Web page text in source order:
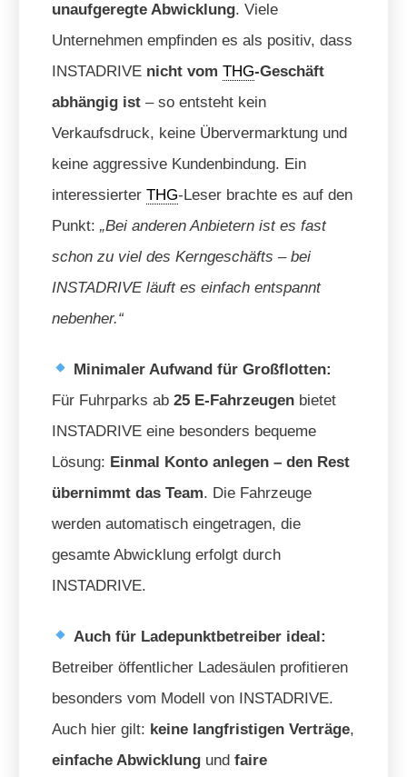
unaufgeregte Abwicklung. Viele
Unternehmen empfinden es als positiv, dass
INSTADRIVE nicht vom THG-Geschäft
abhängig ist – so entsteht kein
Verkaufsdruck, keine Übervermarktung und
keine aggressive Kundenbindung. Ein
interessierter THG-Leser brachte es auf den
Punkt: „Bei anderen Anbietern ist es fast
schon zu viel des Kerngeschäfts – bei
INSTADRIVE läuft es einfach entspannt
nebenher.“
Minimaler Aufwand für Großflotten:
Für Fuhrparks ab 25 E-Fahrzeugen bietet
INSTADRIVE eine besonders bequeme
Lösung: Einmal Konto anlegen – den Rest
übernimmt das Team. Die Fahrzeuge
werden automatisch eingetragen, die
gesamte Abwicklung erfolgt durch
INSTADRIVE.
Auch für Ladepunktbetreiber ideal:
Betreiber öffentlicher Ladesäulen profitieren
besonders vom Modell von INSTADRIVE.
Auch hier gilt: keine langfristigen Verträge,
einfache Abwicklung und faire